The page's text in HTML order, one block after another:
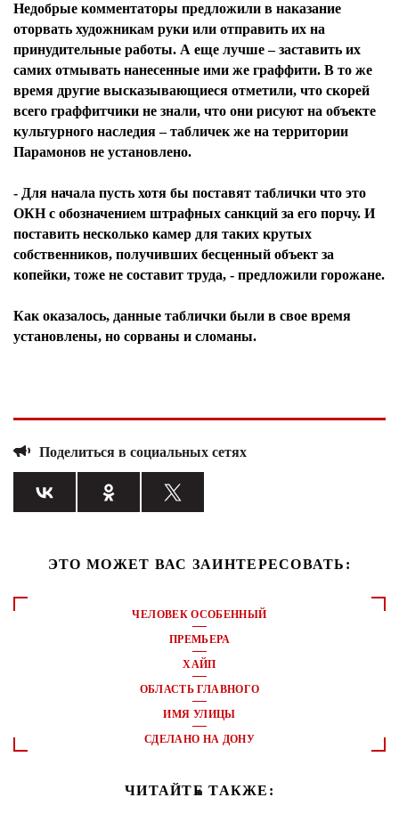
Недобрые комментаторы предложили в наказание
оторвать художникам руки или отправить их на
принудительные работы. А еще лучше – заставить их
самих отмывать нанесенные ими же граффити. В то же
время другие высказывающиеся отметили, что скорей
всего граффитчики не знали, что они рисуют на объекте
культурного наследия – табличек же на территории
Парамонов не установлено.
- Для начала пусть хотя бы поставят таблички что это
ОКН с обозначением штрафных санкций за его порчу. И
поставить несколько камер для таких крутых
собственников, получивших бесценный объект за
копейки, тоже не составит труда, - предложили горожане.
Как оказалось, данные таблички были в свое время
установлены, но сорваны и сломаны.
Поделиться в социальных сетях
ЭТО МОЖЕТ ВАС ЗАИНТЕРЕСОВАТЬ:
ЧЕЛОВЕК ОСОБЕННЫЙ
ПРЕМЬЕРА
ХАЙП
ОБЛАСТЬ ГЛАВНОГО
ИМЯ УЛИЦЫ
СДЕЛАНО НА ДОНУ
ЧИТАЙТЕ ТАКЖЕ: